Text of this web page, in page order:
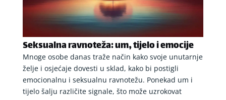
Seksualna ravnoteža: um, tijelo i emocije
Mnoge osobe danas traže način kako svoje unutarnje
želje i osjećaje dovesti u sklad, kako bi postigli
emocionalnu i seksualnu ravnotežu. Ponekad um i
tijelo šalju različite signale, što može uzrokovat